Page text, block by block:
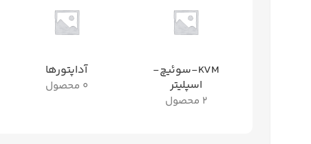
KVM-سوئیچ-
اسپلیتر
2 محصول
آداپتورها
0 محصول